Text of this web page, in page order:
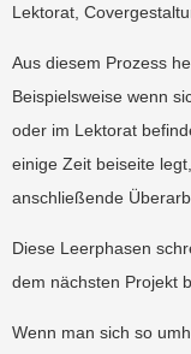
Lektorat,
Aus diesem Prozess
Beispielsweise wenn
oder im Lektorat
einige Zeit beiseite
anschließende
Diese Leerphasen
dem nächsten Projekt
Wenn man sich so